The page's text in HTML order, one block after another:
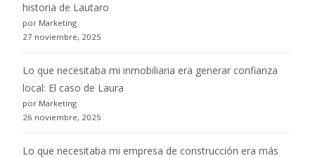
historia de Lautaro
por Marketing
27 noviembre, 2025
Lo que necesitaba mi inmobiliaria era generar confianza
local: El caso de Laura
por Marketing
26 noviembre, 2025
Lo que necesitaba mi empresa de construcción era más